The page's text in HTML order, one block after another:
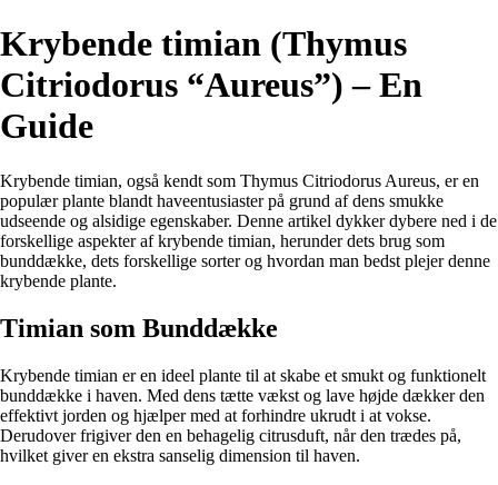
Krybende timian (Thymus
Citriodorus “Aureus”) – En
Guide
Krybende timian, også kendt som Thymus Citriodorus Aureus, er en
populær plante blandt haveentusiaster på grund af dens smukke
udseende og alsidige egenskaber. Denne artikel dykker dybere ned i de
forskellige aspekter af krybende timian, herunder dets brug som
bunddække, dets forskellige sorter og hvordan man bedst plejer denne
krybende plante.
Timian som Bunddække
Krybende timian er en ideel plante til at skabe et smukt og funktionelt
bunddække i haven. Med dens tætte vækst og lave højde dækker den
effektivt jorden og hjælper med at forhindre ukrudt i at vokse.
Derudover frigiver den en behagelig citrusduft, når den trædes på,
hvilket giver en ekstra sanselig dimension til haven.